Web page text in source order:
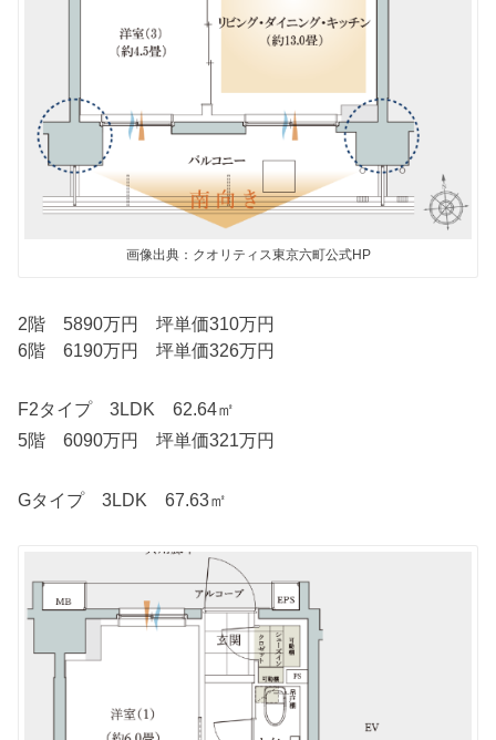
画像出典：クオリティス東京六町公式HP
2階 5890万円 坪単価310万円
6階 6190万円 坪単価326万円
F2タイプ 3LDK 62.64㎡
5階 6090万円 坪単価321万円
Gタイプ 3LDK 67.63㎡